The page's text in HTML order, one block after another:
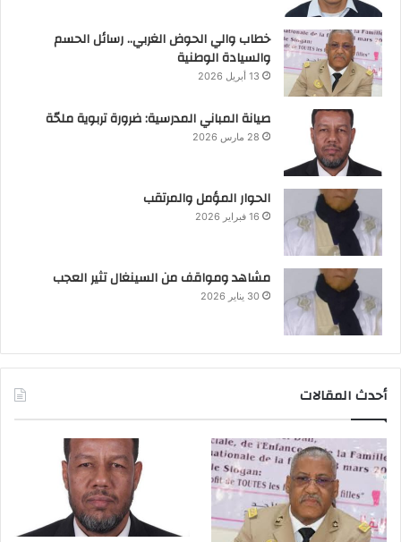
خطاب والي الحوض الغربي.. رسائل الحسم
والسيادة الوطنية
13 أبريل 2026
صيانة المباني المدرسية: ضرورة تربوية ملحّة
28 مارس 2026
الحوار المؤمل والمرتقب
16 فبراير 2026
مشاهد ومواقف من السينغال تثير العجب
30 يناير 2026
أحدث المقالات